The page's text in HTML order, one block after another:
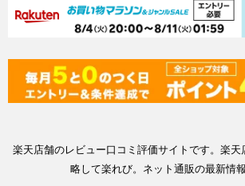
楽天店舗のレビュー口コミ評価サイトです。楽天
略して楽れび。ネット通販の最新情